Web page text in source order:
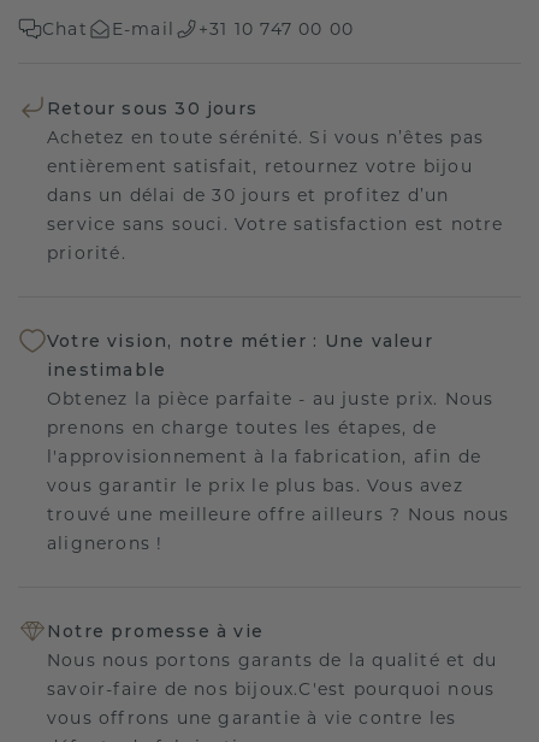
Chat E-mail +31 10 747 00 00
Retour sous 30 jours
Achetez en toute sérénité. Si vous n’êtes pas
entièrement satisfait, retournez votre bijou
dans un délai de 30 jours et profitez d’un
service sans souci. Votre satisfaction est notre
priorité.
Votre vision, notre métier : Une valeur
inestimable
Obtenez la pièce parfaite - au juste prix. Nous
prenons en charge toutes les étapes, de
l'approvisionnement à la fabrication, afin de
vous garantir le prix le plus bas. Vous avez
trouvé une meilleure offre ailleurs ? Nous nous
alignerons !
Notre promesse à vie
Nous nous portons garants de la qualité et du
savoir-faire de nos bijoux.C'est pourquoi nous
vous offrons une garantie à vie contre les